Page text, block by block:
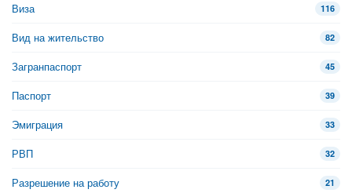
Виза 116
Вид на жительство 82
Загранпаспорт 45
Паспорт 39
Эмиграция 33
РВП 32
Разрешение на работу 21